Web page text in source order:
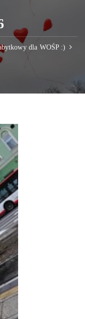
dla WOŚP :)